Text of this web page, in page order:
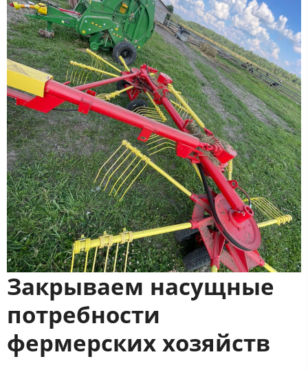
Закрываем насущные
потребности
фермерских хозяйств